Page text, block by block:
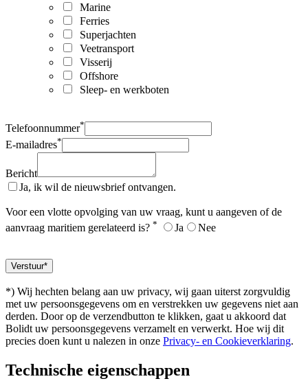
Marine
Ferries
Superjachten
Veetransport
Visserij
Offshore
Sleep- en werkboten
Telefoonnummer*
E-mailadres*
Bericht
Ja, ik wil de nieuwsbrief ontvangen.
Voor een vlotte opvolging van uw vraag, kunt u aangeven of de
aanvraag maritiem gerelateerd is? * Ja Nee
*) Wij hechten belang aan uw privacy, wij gaan uiterst zorgvuldig
met uw persoonsgegevens om en verstrekken uw gegevens niet aan
derden. Door op de verzendbutton te klikken, gaat u akkoord dat
Bolidt uw persoonsgegevens verzamelt en verwerkt. Hoe wij dit
precies doen kunt u nalezen in onze Privacy- en Cookieverklaring.
Technische eigenschappen